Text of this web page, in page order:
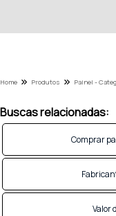
Home Produtos Painel -
Buscas relacionadas:
Comprar
Valor